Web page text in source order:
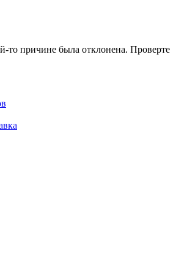
то причине была отклонена. Проверте